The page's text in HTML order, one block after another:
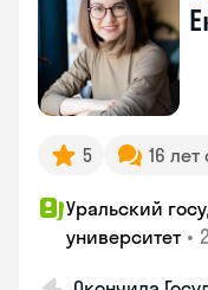
5 16
Уральский
университет •